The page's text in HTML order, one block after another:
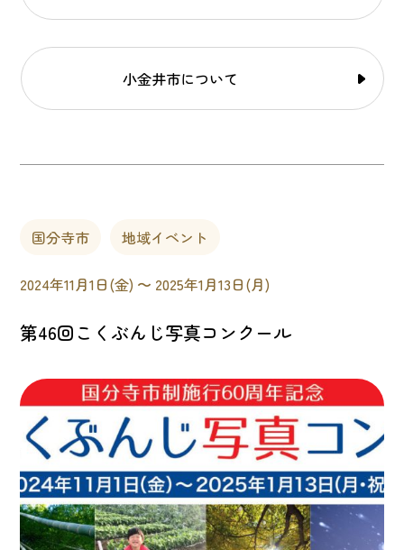
小金井市について
国分寺市 地域イベント
2024年11月1日(金) 〜 2025年1月13日(月)
第46回こくぶんじ写真コンクール